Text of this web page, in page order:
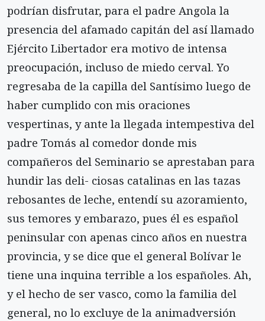
podrían disfrutar, para el padre Angola la
presencia del afamado capitán del así llamado
Ejército Libertador era motivo de intensa
preocupación, incluso de miedo cerval. Yo
regresaba de la capilla del Santísimo luego de
haber cumplido con mis oraciones
vespertinas, y ante la llegada intempestiva del
padre Tomás al comedor donde mis
compañeros del Seminario se aprestaban para
hundir las deli- ciosas catalinas en las tazas
rebosantes de leche, entendí su azoramiento,
sus temores y embarazo, pues él es español
peninsular con apenas cinco años en nuestra
provincia, y se dice que el general Bolívar le
tiene una inquina terrible a los españoles. Ah,
y el hecho de ser vasco, como la familia del
general, no lo excluye de la animadversión